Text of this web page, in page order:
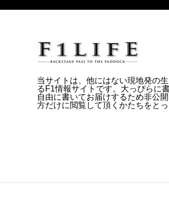
当サイトは、他にはない現地発の
るF1情報サイトです。大っぴらに
自由に書いてお届けするため非公
方だけに閲覧して頂くかたちをとっ